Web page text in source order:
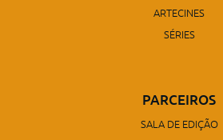
ARTECINES
SÉRIES
PARCEIROS
SALA DE EDIÇÃO